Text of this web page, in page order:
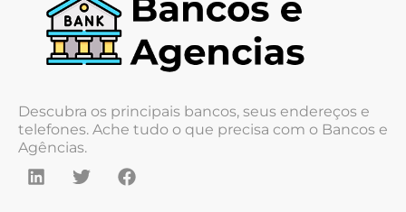
Descubra os principais bancos, seus endereços e
telefones. Ache tudo o que precisa com o Bancos e
Agências.